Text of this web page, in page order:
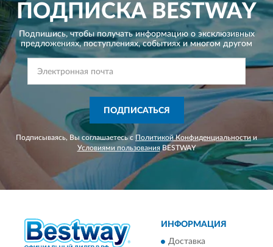
ПОДПИСКАBESTWAY
Подпишись, чтобы получать информацию о эксклюзивных
предложениях,поступлениях, событиях и многом другом
ПОДПИСАТЬСЯ
Подписываясь, Вы соглашаетесь с Политикой Конфиденциальности и
Условиями пользованияBESTWAY
ИНФОРМАЦИЯ
Доставка